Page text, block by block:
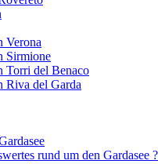
Verona
Sirmione
Torri del Benaco
Riva del Garda
rund um den Gardasee ?